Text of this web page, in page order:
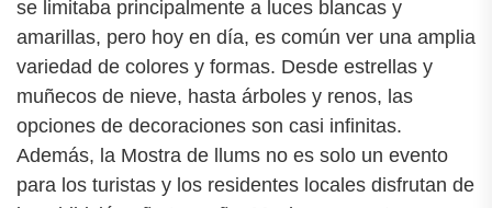
se limitaba principalmente a luces blancas y
amarillas, pero hoy en día, es común ver una amplia
variedad de colores y formas. Desde estrellas y
muñecos de nieve, hasta árboles y renos, las
opciones de decoraciones son casi infinitas.
Además, la Mostra de llums no es solo un evento
para los turistas y los residentes locales disfrutan de